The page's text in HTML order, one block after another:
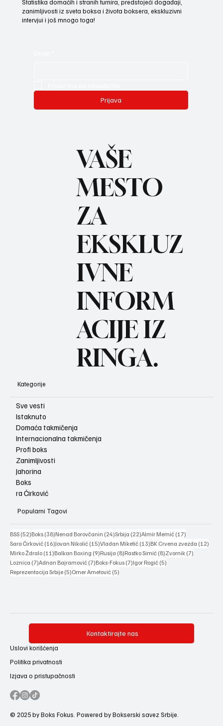
Statistika domaćih i stranih turnira, predstojeći događaji,
zanimljivosti iz sveta boksa i života boksera, ekskluzivni
intervjui i još mnogo toga!
Prijava
REC
VAŠE
MESTO
ZA
EKSKLUZ
IVNE
INFORM
ACIJE IZ
RINGA.
Kategorije
Sve vesti
Istaknuto
Domaća takmičenja
Internacionalna takmičenja
Profi boks
Zanimljivosti
Jahorina
Boks
ra Ćirković
Popularni Tagovi
BSS (52)52 posts
Boks (38)38 posts
Nenad Borovčanin (24)24 posts
Srbija (22)22 posts
Almir Memić (17)
Sara Ćirković (16)16 posts
Jovan Nikolić (15)15 posts
Vladan Miketić (13)13 posts
BK Crvena zvezda (12)
Mirko Ždralo (11)11 posts
Balkan Boxing (9)9 posts
Rusija (8)8 posts
Rastko Simić (8)8 posts
Zvornik (7)
Loznica (7)7 posts
Adnan Bajramović (7)7 posts
Boks-Fokus (7)7 posts
Igor Rogić (5)
Reprezentacija Srbije (5)5 posts
Omer Ametović (5)
Kontaktirajte nas
Uslovi korišćenja
Politika privatnosti
Izjava o pristupačnosti
© 2025 by Boks Fokus. Powered by Bokserski savez Srbije.